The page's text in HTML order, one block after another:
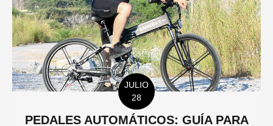
JULIO
28
PEDALES AUTOMÁTICOS: GUÍA PARA